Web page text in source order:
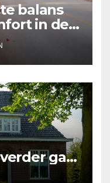
balans
in de
gaat